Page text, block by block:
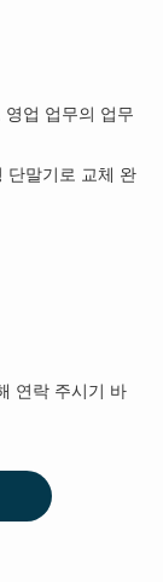
업 업무의 업무
단말기로 교체 완
연락 주시기 바